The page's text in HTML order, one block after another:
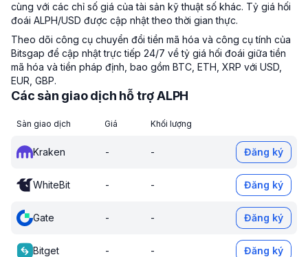
cùng với các chỉ số giá của tài sản kỹ thuật số khác. Tỷ giá hối
đoái ALPH/USD được cập nhật theo thời gian thực.
Theo dõi công cụ chuyển đổi tiền mã hóa và công cụ tính của
Bitsgap để cập nhật trực tiếp 24/7 về tỷ giá hối đoái giữa tiền
mã hóa và tiền pháp định, bao gồm BTC, ETH, XRP với USD,
EUR, GBP.
Các sàn giao dịch hỗ trợ ALPH
Sàn giao dịch Giá Khối lượng
Kraken - - Đăng ký
WhiteBit - - Đăng ký
Gate - - Đăng ký
Bitget - - Đăng ký